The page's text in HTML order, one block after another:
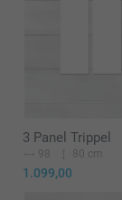
3 Panel Trippel
98 80 cm
1.099,00